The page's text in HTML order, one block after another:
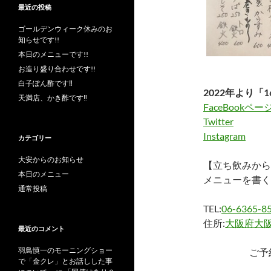
2022年より「
FaceBookペー
Twitter
Instagram
【立ち飲みか
メニューを書
TEL:06-6365-
住所:大阪府大
ご
最近の投稿
ゴールデンウィーク休みのお
知らせです!!
本日のメニューです!!
お造り盛り合わせです!!
白子ぽん酢です‼︎
天満店、かき酢です‼︎
カテゴリー
大安からのお知らせ
本日のメニュー
通常投稿
最近のコメント
羽鳥慎一のモーニングショー
で「金クレ」とお話しした事